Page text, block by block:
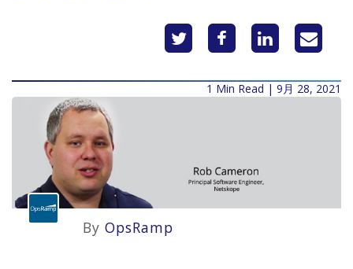
1 Min Read | 9月 28, 2021
By OpsRamp